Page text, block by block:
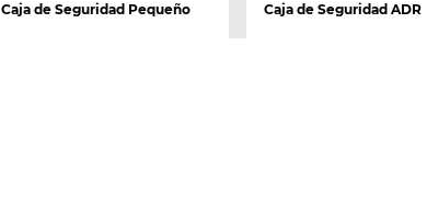
Caja de Seguridad Pequeño Caja de Seguridad ADR